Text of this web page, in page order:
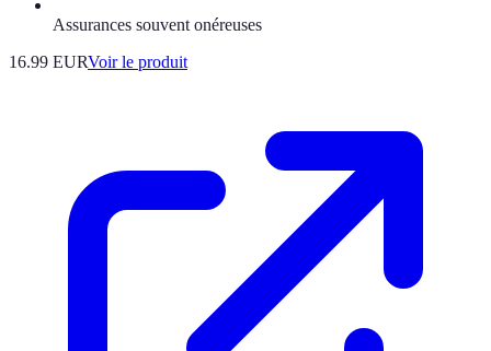
Assurances souvent onéreuses
16.99 EURVoir le produit